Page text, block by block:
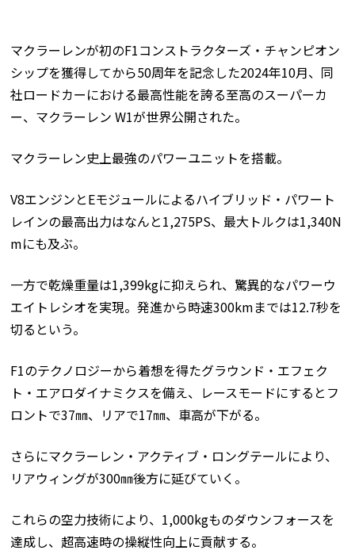
マクラーレンが初のF1コンストラクターズ・チャンピオン
シップを獲得してから50周年を記念した2024年10月、同
社ロードカーにおける最高性能を誇る至高のスーパーカ
ー、マクラーレン W1が世界公開された。
マクラーレン史上最強のパワーユニットを搭載。
V8エンジンとEモジュールによるハイブリッド・パワート
レインの最高出力はなんと1,275PS、最大トルクは1,340N
mにも及ぶ。
一方で乾燥重量は1,399kgに抑えられ、驚異的なパワーウ
エイトレシオを実現。発進から時速300kmまでは12.7秒を
切るという。
F1のテクノロジーから着想を得たグラウンド・エフェク
ト・エアロダイナミクスを備え、レースモードにするとフ
ロントで37㎜、リアで17㎜、車高が下がる。
さらにマクラーレン・アクティブ・ロングテールにより、
リアウィングが300㎜後方に延びていく。
これらの空力技術により、1,000kgものダウンフォースを
達成し、超高速時の操縦性向上に貢献する。